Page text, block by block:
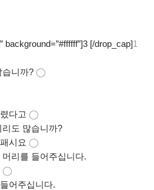
background=”#ffffff”]3 [/drop_cap]1
니까? ◯
다고 ◯
도 많습니까?
시요 ◯
리를 들어주십니다.
◯
어주십니다.